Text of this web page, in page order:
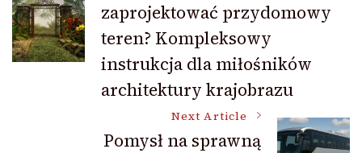
Navigationzaprojektować przydomowy
teren? Kompleksowy
instrukcja dla miłośników
architektury krajobrazu
Next Article
Pomysł na sprawną